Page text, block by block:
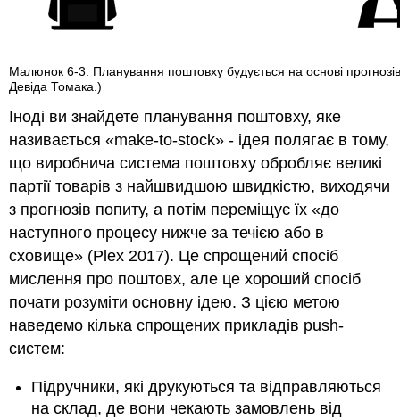
Малюнок 6-3: Планування поштовху будується на основі
Девіда Томака.)
Іноді ви знайдете планування поштовху, яке
називається «make-to-stock» - ідея полягає в тому,
що виробнича система поштовху обробляє великі
партії товарів з найшвидшою швидкістю, виходячи
з прогнозів попиту, а потім переміщує їх «до
наступного процесу нижче за течією або в
сховище» (Plex 2017). Це спрощений спосіб
мислення про поштовх, але це хороший спосіб
почати розуміти основну ідею. З цією метою
наведемо кілька спрощених прикладів push-
систем:
Підручники, які друкуються та відправляються
на склад, де вони чекають замовлень від